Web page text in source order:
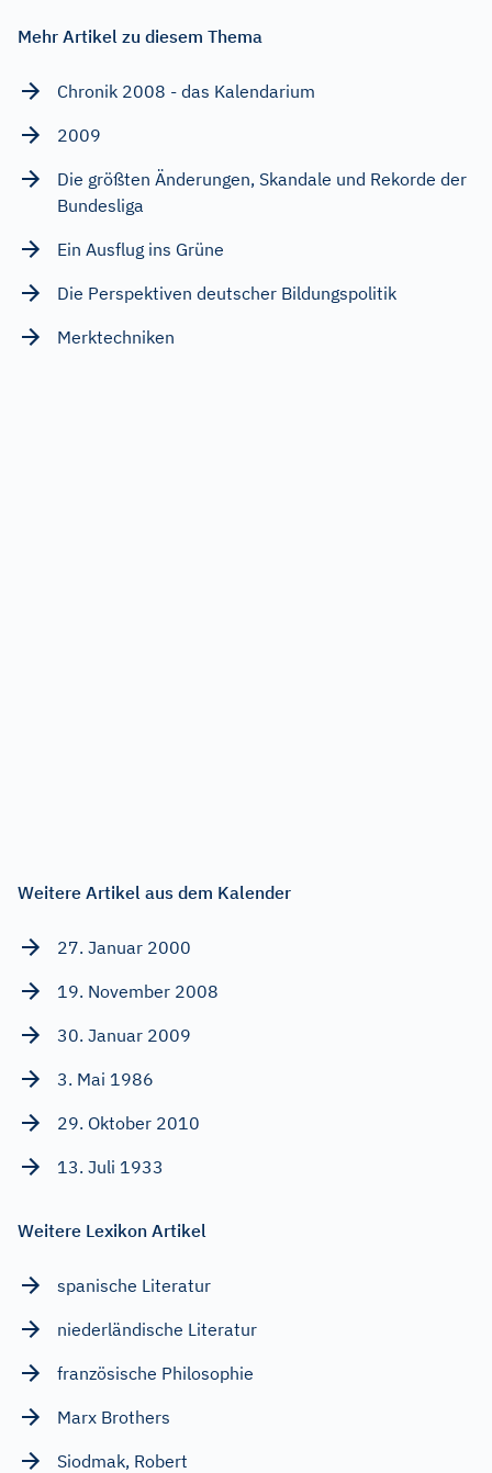
Mehr Artikel zu diesem Thema
Chronik 2008 - das Kalendarium
2009
Die größten Änderungen, Skandale und Rekorde der
Bundesliga
Ein Ausflug ins Grüne
Die Perspektiven deutscher Bildungspolitik
Merktechniken
Weitere Artikel aus dem Kalender
27. Januar 2000
19. November 2008
30. Januar 2009
3. Mai 1986
29. Oktober 2010
13. Juli 1933
Weitere Lexikon Artikel
spanische Literatur
niederländische Literatur
französische Philosophie
Marx Brothers
Siodmak, Robert